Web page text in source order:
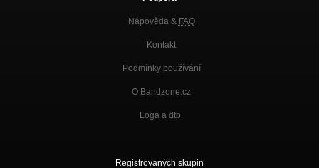
Nápověda & FAQ
Kontakt
Podmínky používání
O Bandzone.cz
Loga a dtp.
Registrovaných skupin